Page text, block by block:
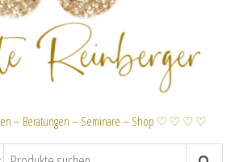
– Beratungen – Seminare – Shop ♡ ♡ ♡ ♡